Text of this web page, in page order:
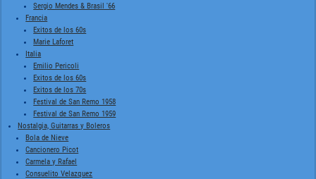
Sergio Mendes & Brasil '66
Francia
Exitos de los 60s
Marie Laforet
Italia
Emilio Pericoli
Exitos de los 60s
Exitos de los 70s
Festival de San Remo 1958
Festival de San Remo 1959
Nostalgia, Guitarras y Boleros
Bola de Nieve
Cancionero Picot
Carmela y Rafael
Consuelito Velazquez